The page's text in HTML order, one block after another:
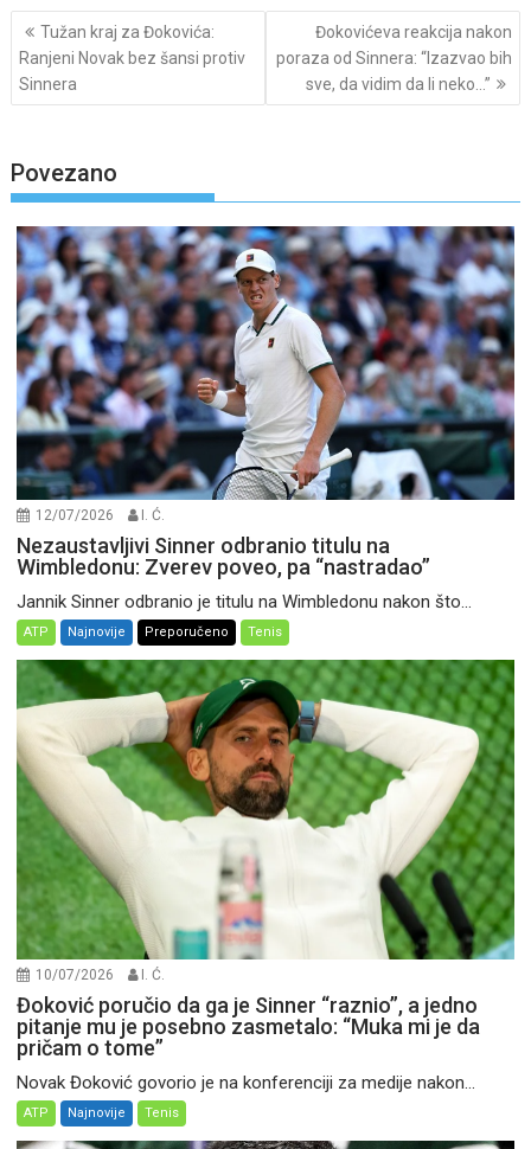
Post
navigation
Tužan kraj za Đokovića:
Ranjeni Novak bez šansi protiv
Sinnera
Đokovićeva reakcija nakon
poraza od Sinnera: “Izazvao bih
sve, da vidim da li neko…”
Povezano
12/07/2026 I. Ć.
Nezaustavljivi Sinner odbranio titulu na
Wimbledonu: Zverev poveo, pa “nastradao”
Jannik Sinner odbranio je titulu na Wimbledonu nakon što...
ATP Najnovije Preporučeno Tenis
10/07/2026 I. Ć.
Đoković poručio da ga je Sinner “raznio”, a jedno
pitanje mu je posebno zasmetalo: “Muka mi je da
pričam o tome”
Novak Đoković govorio je na konferenciji za medije nakon...
ATP Najnovije Tenis